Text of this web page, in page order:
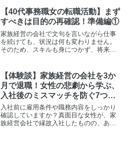
簡単で誰にでもできるという扱いになっ
ているような気がします。...
【40代事務職女の転職活動】まず
すべきは目的の再確認！準備編①
家族経営の会社で文句を言いながら仕事
を続けても、状況は何も変わりません。
そのため、スキルも身につかず、将来が
ました。こんな人におすすめ家族経営の
会社で働いている人経営者...
【体験談】家族経営の会社を3か
月で退職！女性の悲劇から学ぶ、
入社後のミスマッチを防ぐ7つの
方法
入社前に雇用条件や職務内容をしっかり
確認していますか？真面目な女性が、家
族経営会社で縁故入社したものの、あい